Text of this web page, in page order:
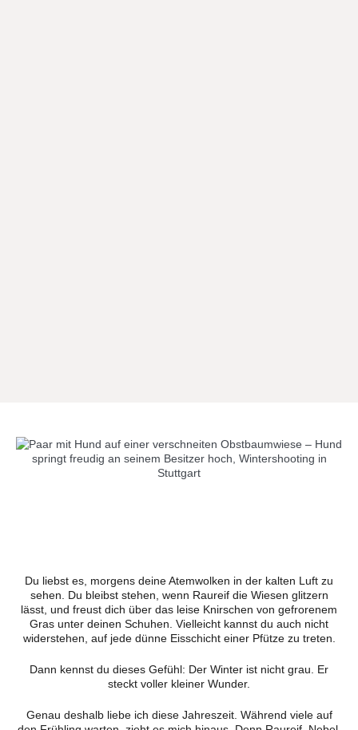
Du liebst es, morgens deine Atemwolken in der kalten Luft zu
sehen. Du bleibst stehen, wenn Raureif die Wiesen glitzern
lässt, und freust dich über das leise Knirschen von gefrorenem
Gras unter deinen Schuhen. Vielleicht kannst du auch nicht
widerstehen, auf jede dünne Eisschicht einer Pfütze zu treten.
Dann kennst du dieses Gefühl: Der Winter ist nicht grau. Er
steckt voller kleiner Wunder.
Genau deshalb liebe ich diese Jahreszeit. Während viele auf